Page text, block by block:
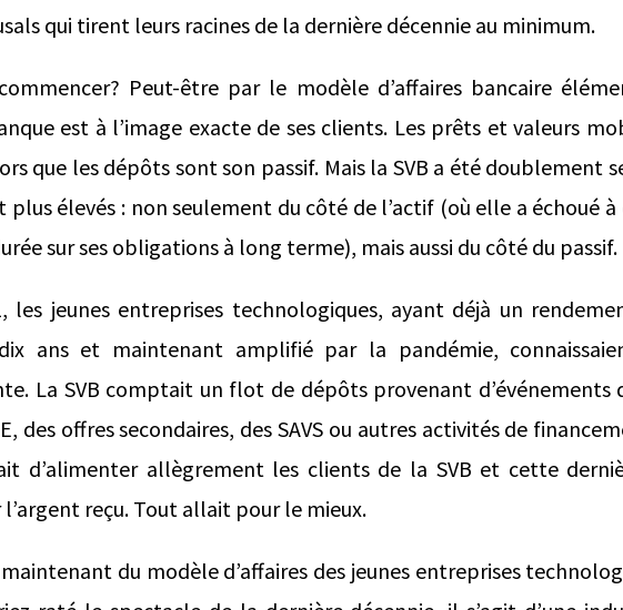
qui tirent leurs racines de la dernière décennie au minimum.
Peut-être par le modèle d’affaires bancaire
est à l’image exacte de ses clients. Les prêts et valeurs
que les dépôts sont son passif. Mais la SVB a été doublement
plus élevés : non seulement du côté de l’actif (où elle a échoué
sur ses obligations à long terme), mais aussi du côté du passif.
les jeunes entreprises technologiques, ayant déjà un
ans et maintenant amplifié par la pandémie,
La SVB comptait un flot de dépôts provenant d’événements
des offres secondaires, des SAVS ou autres activités de
d’alimenter allègrement les clients de la SVB et cette
l’argent reçu. Tout allait pour le mieux.
du modèle d’affaires des jeunes entreprises